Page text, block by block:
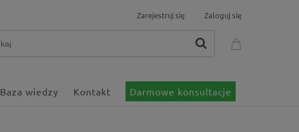
Zarejestruj się Zaloguj się
Baza wiedzy Kontakt Darmowe konsultacje